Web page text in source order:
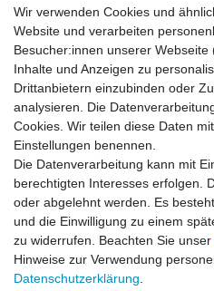
Login
Newsletter
E-MAIL **
Newsletter
Honig
Hiermit bestätige ich, dass ich die
Einwilligung kann ich jederzeit
**
Wir verwenden Cookies und
Website und verarbeiten
Besucher:innen unserer Webseite
Inhalte und Anzeigen zu
Drittanbietern einzubinden oder
analysieren. Die
Cookies. Wir teilen diese Daten
Einstellungen benennen.
Die Datenverarbeitung kann mit
berechtigten Interesses erfolgen.
oder abgelehnt werden. Es
und die Einwilligung zu einem
zu widerrufen. Beachten Sie unser
Hinweise zur Verwendung
Daten­schutz­erklärung